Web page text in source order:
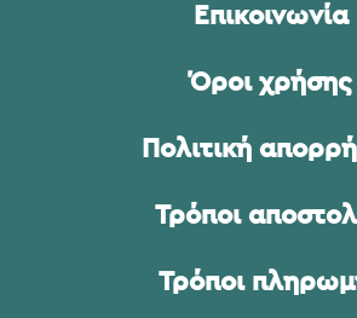
Επικοινωνία
Όροι χρήσης
Πολιτική
Τρόποι
Τρόποι